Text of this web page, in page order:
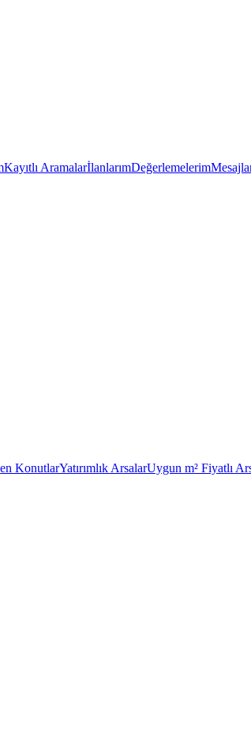
Kayıtlı AramalarİlanlarımDeğerlemelerim
KonutlarYatırımlık ArsalarUygun m² Fiyatlı